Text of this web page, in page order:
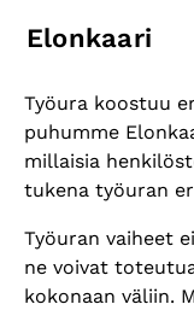
Elonkaari
Työura koostuu
puhumme
millaisia
tukena työuran
Työuran vaiheet
ne voivat
kokonaan väliin.